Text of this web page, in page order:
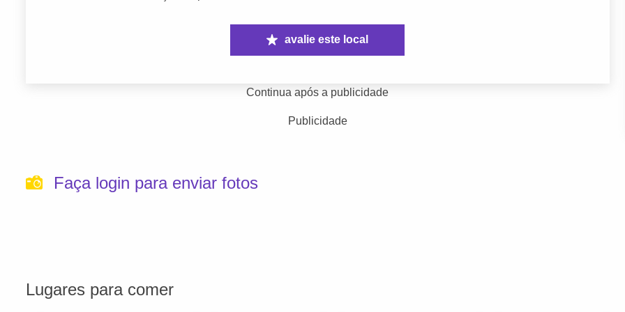
avalie este local
Continua após a publicidade
Publicidade
Faça login para enviar fotos
Lugares para comer